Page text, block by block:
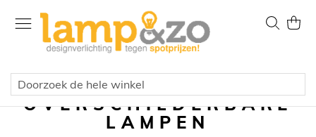
naar
Zoek
OVERSCHILDERBARE
LAMPEN